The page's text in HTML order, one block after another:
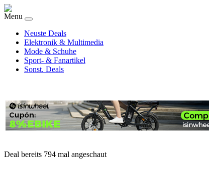
Menu
Neuste Deals
Elektronik & Multimedia
Mode & Schuhe
Sport- & Fanartikel
Sonst. Deals
Deal bereits 794 mal angeschaut